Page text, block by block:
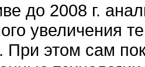
до 2008 г.
увеличения
При этом сам